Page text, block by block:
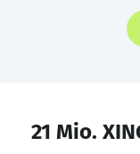
21 Mio.